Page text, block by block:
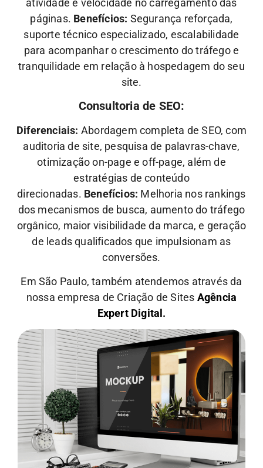
atividade e velocidade no carregamento das
páginas. Benefícios: Segurança reforçada,
suporte técnico especializado, escalabilidade
para acompanhar o crescimento do tráfego e
tranquilidade em relação à hospedagem do seu
site.
Consultoria de SEO:
Diferenciais: Abordagem completa de SEO, com
auditoria de site, pesquisa de palavras-chave,
otimização on-page e off-page, além de
estratégias de conteúdo
direcionadas. Benefícios: Melhoria nos rankings
dos mecanismos de busca, aumento do tráfego
orgânico, maior visibilidade da marca, e geração
de leads qualificados que impulsionam as
conversões.
Em São Paulo, também atendemos através da
nossa empresa de Criação de Sites Agência
Expert Digital.